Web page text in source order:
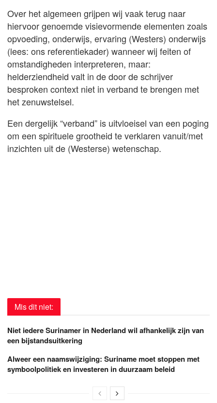
Over het algemeen grijpen wij vaak terug naar
hiervoor genoemde visievormende elementen zoals
opvoeding, onderwijs, ervaring (Westers) onderwijs
(lees: ons referentiekader) wanneer wij feiten of
omstandigheden interpreteren, maar:
helderziendheid valt in de door de schrijver
besproken context niet in verband te brengen met
het zenuwstelsel.
Een dergelijk “verband” is uitvloeisel van een poging
om een spirituele grootheid te verklaren vanuit/met
inzichten uit de (Westerse) wetenschap.
Mis dit niet:
Niet iedere Surinamer in Nederland wil afhankelijk zijn van
een bijstandsuitkering
Alweer een naamswijziging: Suriname moet stoppen met
symboolpolitiek en investeren in duurzaam beleid